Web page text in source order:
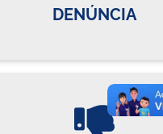
DENÚNCIA